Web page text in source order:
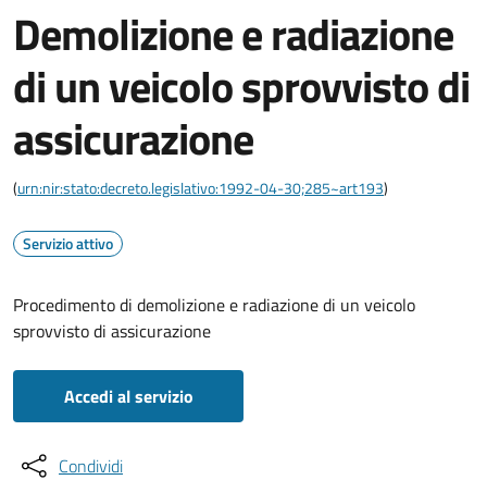
Demolizione e radiazione
di un veicolo sprovvisto di
assicurazione
(urn:nir:stato:decreto.legislativo:1992-04-30;285~art193)
Servizio attivo
Procedimento di demolizione e radiazione di un veicolo
sprovvisto di assicurazione
Accedi al servizio
Condividi